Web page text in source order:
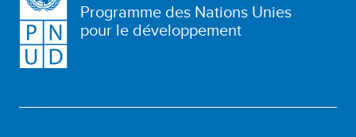
Programme des Nations Unies
pour le développement